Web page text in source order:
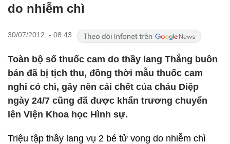
do nhiễm chì
30/07/2012 - 08:43
Toàn bộ số thuốc cam do thầy lang Thắng buôn
bán đã bị tịch thu, đồng thời mẫu thuốc cam
nghi có chì, gây nên cái chết của cháu Diệp
ngày 24/7 cũng đã được khẩn trương chuyển
lên Viện Khoa học Hình sự.
Triệu tập thầy lang vụ 2 bé tử vong do nhiễm chì